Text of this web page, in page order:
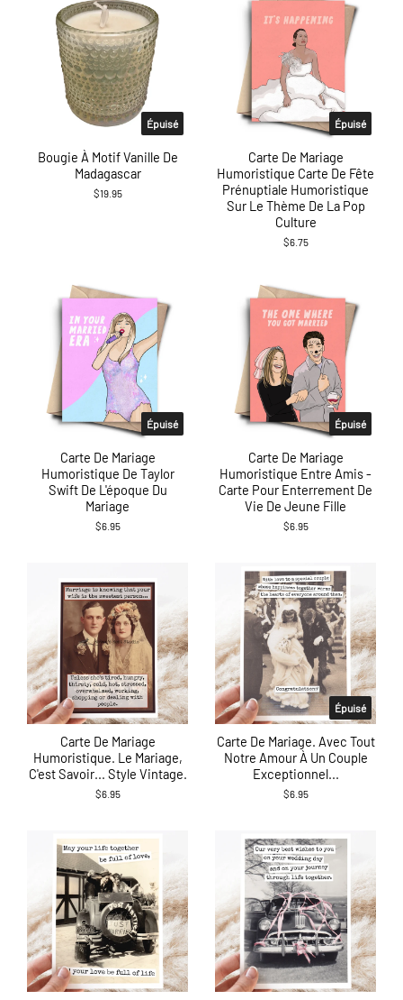
Épuisé
Bougie À Motif Vanille De
Madagascar
$19.95
Épuisé
Carte De Mariage
Humoristique Carte De Fête
Prénuptiale Humoristique
Sur Le Thème De La Pop
Culture
$6.75
Épuisé
Carte De Mariage
Humoristique De Taylor
Swift De L'époque Du
Mariage
$6.95
Épuisé
Carte De Mariage
Humoristique Entre Amis -
Carte Pour Enterrement De
Vie De Jeune Fille
$6.95
Carte De Mariage
Humoristique. Le Mariage,
C'est Savoir... Style Vintage.
$6.95
Épuisé
Carte De Mariage. Avec Tout
Notre Amour À Un Couple
Exceptionnel...
$6.95